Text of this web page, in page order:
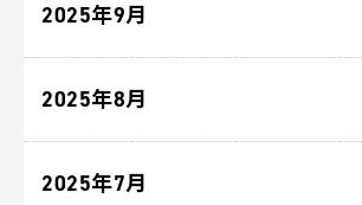
2025年9月
2025年8月
2025年7月